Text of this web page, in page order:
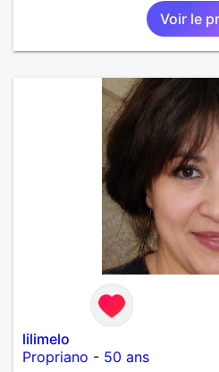
Voir le
lilimelo
Propriano - 50 ans